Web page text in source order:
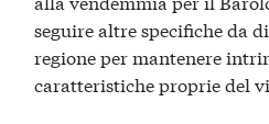
seguire altre specifiche da
regione per mantenere
caratteristiche proprie del